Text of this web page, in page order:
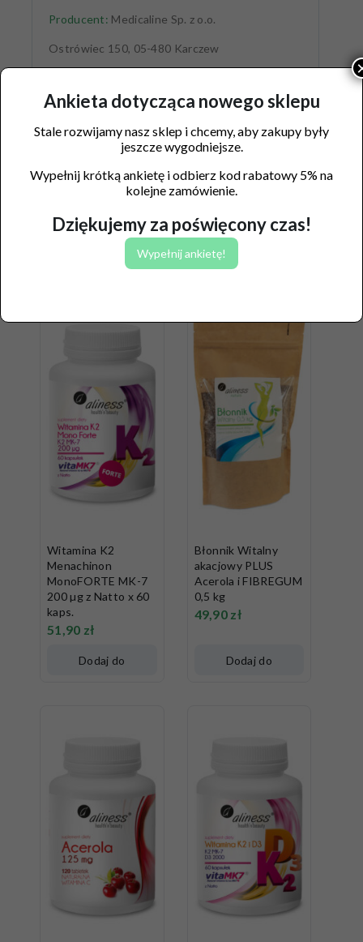
Producent: Medicaline Sp. z o.o.
Ostrówiec 150, 05-480 Karczew
Podobne produkty
Witamina K2
Menachinon
MonoFORTE MK-7
200 µg z Natto x 60
kaps.
51,90 zł
Dodaj do
Błonnik Witalny
akacjowy PLUS
Acerola i FIBREGUM
0,5 kg
49,90 zł
Dodaj do
Ankieta dotycząca nowego sklepu
Stale rozwijamy nasz sklep i chcemy, aby zakupy były
jeszcze wygodniejsze.
Wypełnij krótką ankietę i odbierz kod rabatowy 5% na
kolejne zamówienie.
Dziękujemy za poświęcony czas!
Wypełnij ankietę!